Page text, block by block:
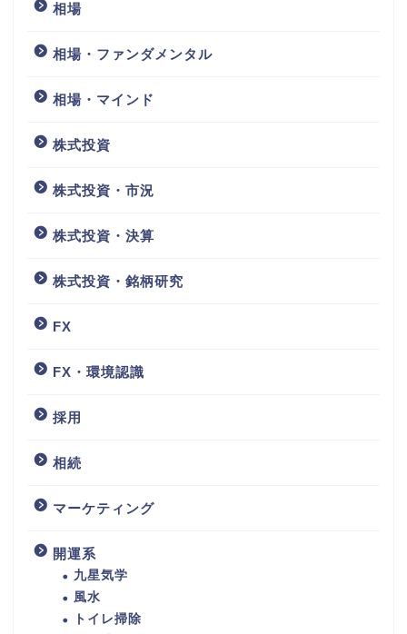
相場
相場・ファンダメンタル
相場・マインド
株式投資
株式投資・市況
株式投資・決算
株式投資・銘柄研究
FX
FX・環境認識
採用
相続
マーケティング
開運系
九星気学
風水
トイレ掃除